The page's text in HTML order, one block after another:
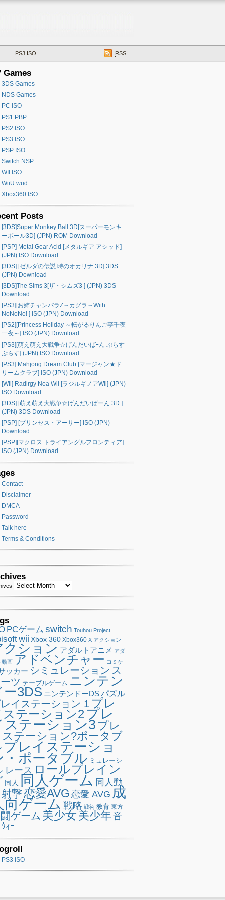
PS3 ISO RSS
Games
3DS Games
NDS Games
PC ISO
PS1 PBP
PS2 ISO
PS3 ISO
PSP ISO
Switch NSP
WII ISO
WiiU wud
Xbox360 ISO
Posts
[3DS]Super Monkey Ball 3D[スーパーモンキ
ーボール3D] (JPN) ROM Download
[PSP] Metal Gear Acid [メタルギア アシッド]
(JPN) ISO Download
[3DS] [ゼルダの伝説 時のオカリナ 3D] 3DS
(JPN) Download
[3DS]The Sims 3[ザ・シムズ3 ] (JPN) 3DS
Download
[PS3][お姉チャンバラZ～カグラ～With
NoNoNo! ] ISO (JPN) Download
[PS2][Princess Holiday ～転がるりんご亭千夜
一夜～] ISO (JPN) Download
[PS3][萌え萌え大戦争☆げんだいばｰん ぷらす
ぷらす] (JPN) ISO Download
[PS3] Mahjong Dream Club [マージャン★ド
リームクラブ] ISO (JPN) Download
[Wii] Radirgy Noa Wii [ラジルギノアWii] (JPN)
ISO Download
[3DS] [萌え萌え大戦争☆げんだいばーん 3D ]
(JPN) 3DS Download
[PSP] [プリンセス・アーサー] ISO (JPN)
Download
[PSP][マクロス トライアングルフロンティア]
ISO (JPN) Download
Contact
Disclaimer
DMCA
Password
Talk here
Terms & Conditions
PCゲーム switch Touhou Project
wii Xbox 360 Xbox360 X アクション
クション アダルトアニメ アダ
動画 アドベンチャー コミケ
ッカー シミュレーション ス
ツ テーブルゲーム ニンテン
ー3DS ニンテンドーDSパズル
イステーション 1 プレ
ステーション2プレ
ステーション3 プレ
テーション?ポータブ
プレイステーショ
・ポータブル ミュレーシ
レース ロールプレイン
同人 同人ゲーム 同人動
射撃恋愛AVG 恋愛 AVG 成
向ゲーム 戦略 戦術 教育 東方
ゲーム 美少女 美少年音
ｳｨｰ
PS3 ISO